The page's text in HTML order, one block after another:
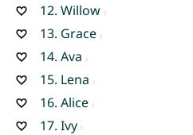
12. Willow
13. Grace
14. Ava
15. Lena
16. Alice
17. Ivy